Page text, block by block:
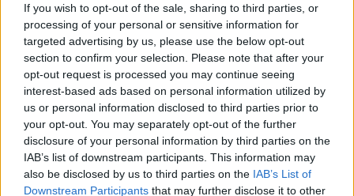
If you wish to opt-out of the sale, sharing to third parties, or
processing of your personal or sensitive information for
targeted advertising by us, please use the below opt-out
section to confirm your selection. Please note that after your
opt-out request is processed you may continue seeing
interest-based ads based on personal information utilized by
us or personal information disclosed to third parties prior to
your opt-out. You may separately opt-out of the further
disclosure of your personal information by third parties on the
IAB’s list of downstream participants. This information may
also be disclosed by us to third parties on the IAB’s List of
Downstream Participants that may further disclose it to other
Τη 14η Ιουνίου,ομάδα αποτελούμενη από μητέρες
αγνοούμενων ανακοίνωσε πως βρέθηκαν 27
σακούλες με ανθρώπινα λείψανα.
Ενώ στα τέλη Μαΐου,βρέθηκαν τα πτώματα οκτώ
εργαζομένων σε call center στην πολιτεία Χαλίσκο